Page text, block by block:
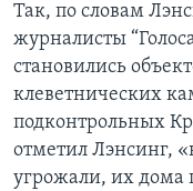
Так, по словам
журналисты
становились
клеветнических
подконтрольных
отметил Лэнсинг,
угрожали, их дома